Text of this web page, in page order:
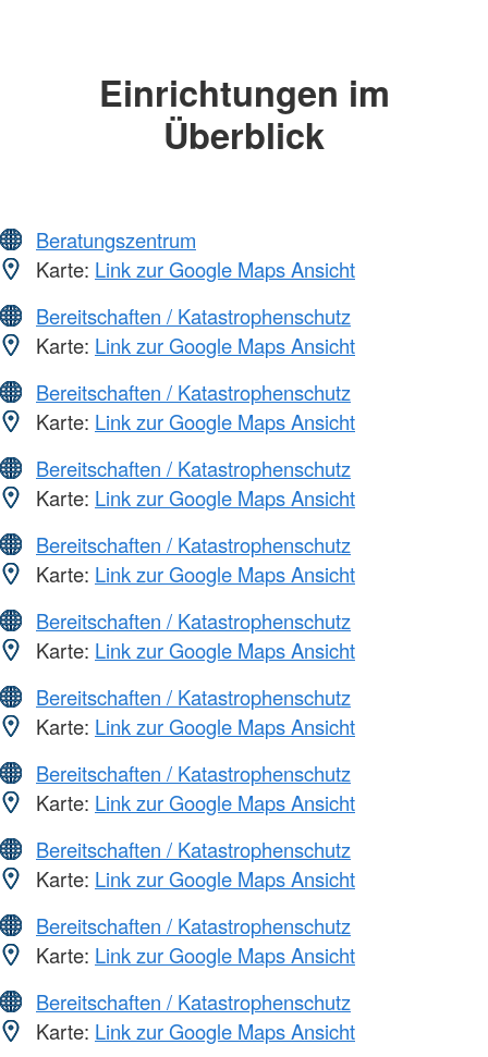
Einrichtungen im
Überblick
Beratungszentrum
Karte: Link zur Google Maps Ansicht
Bereitschaften / Katastrophenschutz
Karte: Link zur Google Maps Ansicht
Bereitschaften / Katastrophenschutz
Karte: Link zur Google Maps Ansicht
Bereitschaften / Katastrophenschutz
Karte: Link zur Google Maps Ansicht
Bereitschaften / Katastrophenschutz
Karte: Link zur Google Maps Ansicht
Bereitschaften / Katastrophenschutz
Karte: Link zur Google Maps Ansicht
Bereitschaften / Katastrophenschutz
Karte: Link zur Google Maps Ansicht
Bereitschaften / Katastrophenschutz
Karte: Link zur Google Maps Ansicht
Bereitschaften / Katastrophenschutz
Karte: Link zur Google Maps Ansicht
Bereitschaften / Katastrophenschutz
Karte: Link zur Google Maps Ansicht
Bereitschaften / Katastrophenschutz
Karte: Link zur Google Maps Ansicht